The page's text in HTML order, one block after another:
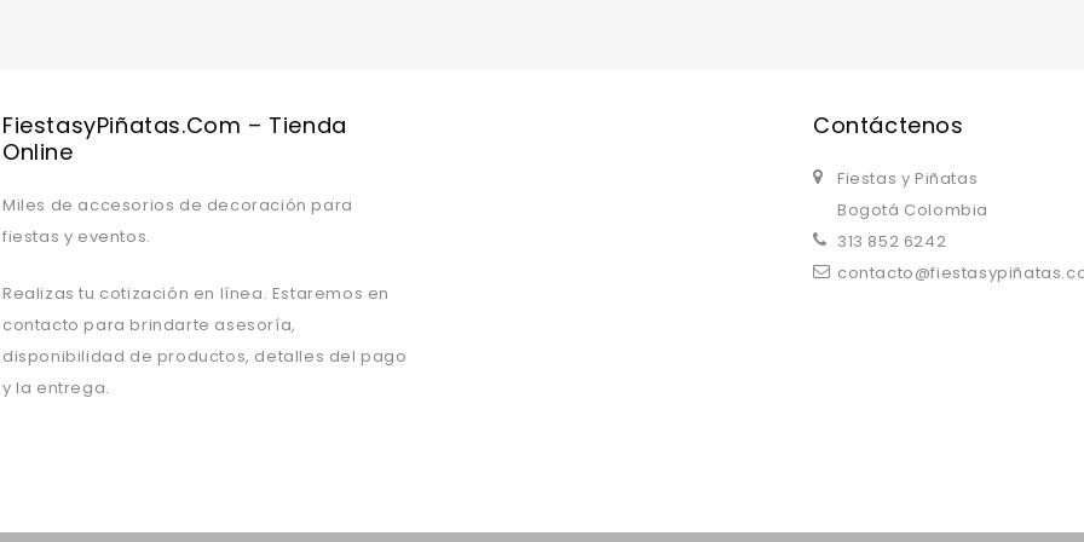
FiestasyPiñatas.com – Tienda
Online
Miles de accesorios de decoración para
fiestas y eventos.
Realizas tu cotización en línea. Estaremos en
contacto para brindarte asesoría,
disponibilidad de productos, detalles del pago
y la entrega.
Contáctenos
Fiestas y Piñatas
Bogotá Colombia
313 852 6242